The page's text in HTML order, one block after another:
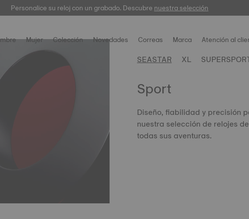
Personalice su reloj con un grabado. Descubrenuestra selección
Registre su reloj para acceder a lagarantía digital
Mujer Colección Novedades Correas Marca Atención al
SEASTAR XL
Sport
Diseño, fiabilidad y precisión
nuestra selección de relojes
todas sus aventuras.